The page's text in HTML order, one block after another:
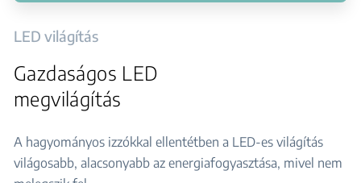
LED világítás
Gazdaságos LED
megvilágítás
A hagyományos izzókkal ellentétben a LED-es világítás
világosabb, alacsonyabb az energiafogyasztása, mivel nem